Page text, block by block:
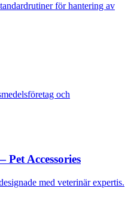
för hantering av
och
Accessories
med veterinär expertis.